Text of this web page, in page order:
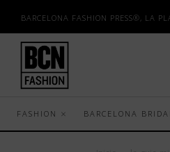
BARCELONA FASHION PRESS®, LA
FASHION BARCELONA